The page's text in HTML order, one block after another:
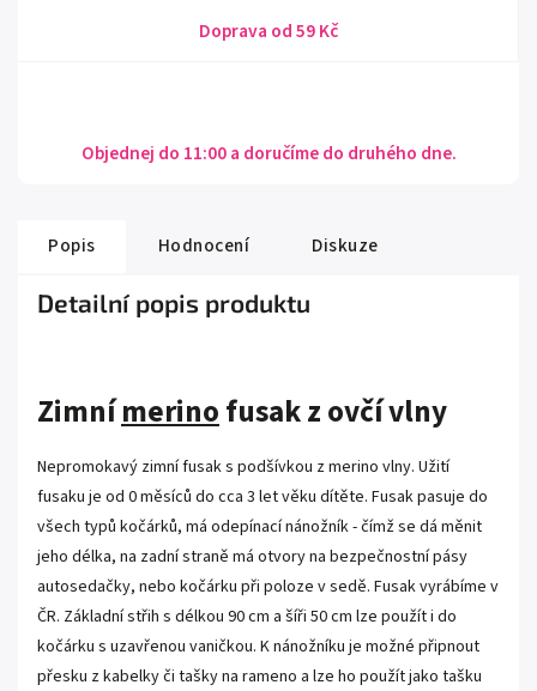
Doprava od 59 Kč
Objednej do 11:00 a doručíme do druhého dne.
Popis Hodnocení Diskuze
Detailní popis produktu
Zimnímerinofusak z ovčí vlny
Nepromokavý zimní fusak s podšívkou z merino vlny. Užití
fusaku je od 0 měsíců do cca 3 let věku dítěte. Fusak pasuje do
všech typů kočárků, má odepínací nánožník - čímž se dá měnit
jeho délka, na zadní straně má otvory na bezpečnostní pásy
autosedačky, nebo kočárku při poloze v sedě. Fusak vyrábíme v
ČR. Základní střih s délkou 90 cm a šíři 50 cm lze použít i do
kočárku s uzavřenou vaničkou. K nánožníku je možné připnout
přesku z kabelky či tašky na rameno a lze ho použít jako tašku